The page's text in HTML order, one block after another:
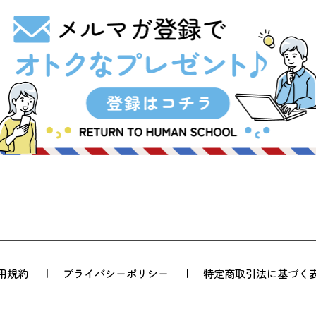
規約 プライバシーポリシー 特定商取引法に基づく